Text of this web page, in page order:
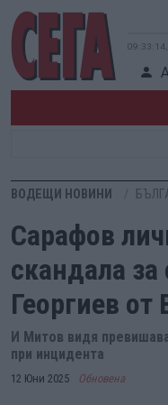
09:33:14,
ВОДЕЩИ НОВИНИ
Сарафов
скандала
Георгиев от
И Митов видя
при инцидента
12 Юни 2025 Обновена